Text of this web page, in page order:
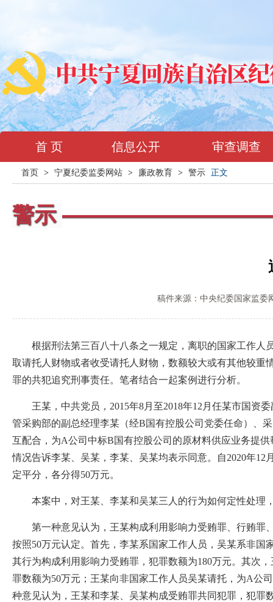
首 页 信息公开 审查调查
首页 > 宁夏纪委监委网站 > 廉政教育 > 警示 正文
警示
稿件来源：中央纪委国家监委
根据刑法第三百八十八条之一规定，离职的国家工作人
取请托人财物或者收受请托人财物，数额较大或有其他较
罪的共犯追究刑事责任。笔者结合一起案例进行分析。
王某，中共党员，2015年8月至2018年12月任某市国资委
管采购部的副总经理李某（经B国有控股公司党委任命）、
互配合，为A公司中标B国有控股公司的原材料供应业务提
情况告诉李某、吴某，李某、吴某均表示同意。自2020年
定平分，各分得50万元。
本案中，对王某、李某和吴某三人的行为如何定性处理
第一种意见认为，王某构成利用影响力受贿罪、行贿罪
按照50万元认定。首先，李某系国家工作人员，吴某系非
其行为构成利用影响力受贿罪，犯罪数额为180万元。其次
罪数额为50万元；王某向非国家工作人员吴某请托，为A公
种意见认为，王某和李某、吴某构成受贿罪共同犯罪，犯罪